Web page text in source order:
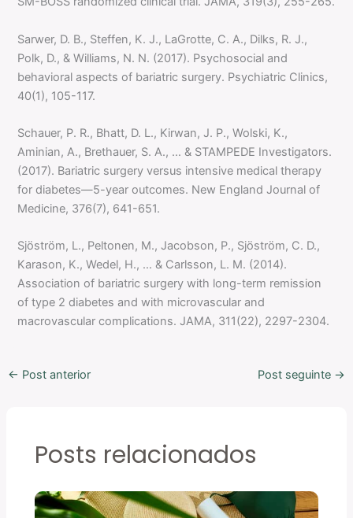
Sarwer, D. B., Steffen, K. J., LaGrotte, C. A., Dilks, R. J.,
Polk, D., & Williams, N. N. (2017). Psychosocial and
behavioral aspects of bariatric surgery. Psychiatric Clinics,
40(1), 105-117.
Schauer, P. R., Bhatt, D. L., Kirwan, J. P., Wolski, K.,
Aminian, A., Brethauer, S. A., … & STAMPEDE Investigators.
(2017). Bariatric surgery versus intensive medical therapy
for diabetes—5-year outcomes. New England Journal of
Medicine, 376(7), 641-651.
Sjöström, L., Peltonen, M., Jacobson, P., Sjöström, C. D.,
Karason, K., Wedel, H., … & Carlsson, L. M. (2014).
Association of bariatric surgery with long-term remission
of type 2 diabetes and with microvascular and
macrovascular complications. JAMA, 311(22), 2297-2304.
← Post anterior Post seguinte →
Posts relacionados